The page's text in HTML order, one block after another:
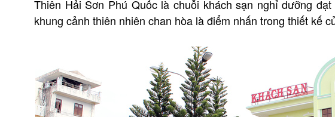
Thiên Hải Sơn Phú Quốc là chuỗi khách sạn nghỉ dưỡng
khung cảnh thiên nhiên chan hòa là điểm nhấn trong thiết kế